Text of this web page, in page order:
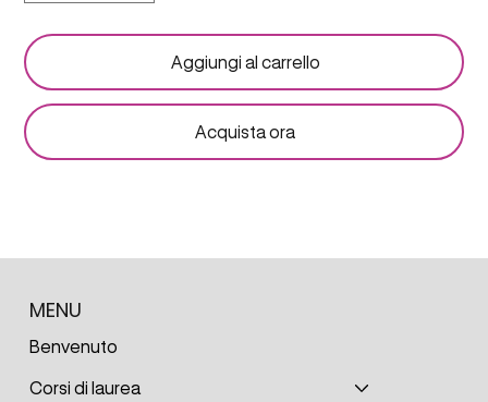
Aggiungi al carrello
Acquista ora
MENU
Benvenuto
Corsi di laurea